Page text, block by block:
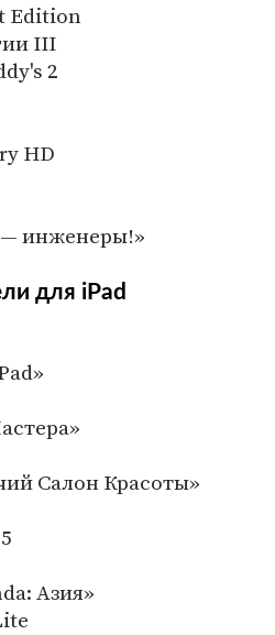
Edition
III
2
HD
— инженеры!»
для iPad
Салон Красоты»
Азия»